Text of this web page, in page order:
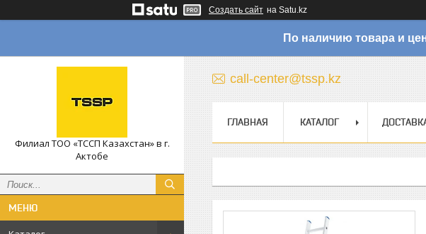
Создать сайт на Satu.kz
По наличию товара и
Филиал ТОО «ТССП Казахстан» в г.
Актобе
call-center@tssp.kz
ГЛАВНАЯ КАТАЛОГ